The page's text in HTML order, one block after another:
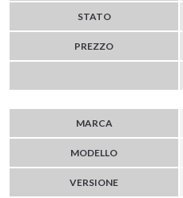
STATO
PREZZO
MARCA
MODELLO
VERSIONE